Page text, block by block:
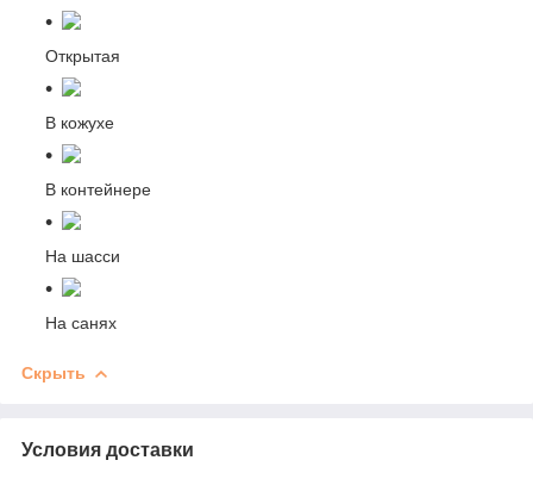
Открытая
В кожухе
В контейнере
На шасси
На санях
Скрыть
Условия доставки